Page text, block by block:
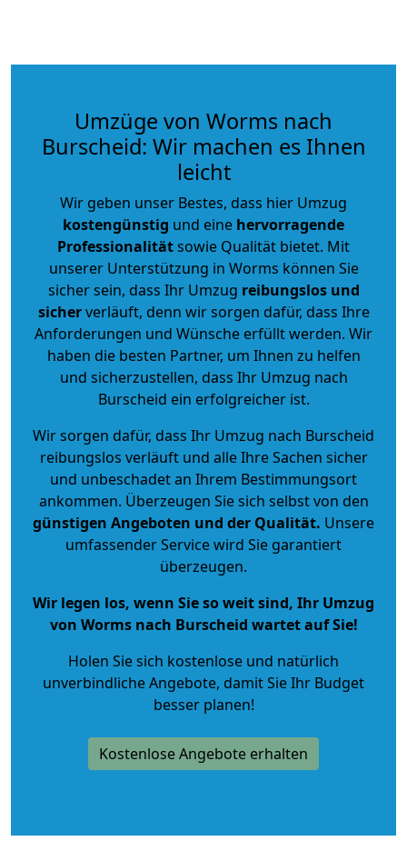
Umzüge von Worms nach
Burscheid: Wir machen es Ihnen
leicht
Wir geben unser Bestes, dass hier Umzug
kostengünstig und eine hervorragende
Professionalitätsowie Qualität bietet. Mit
unserer Unterstützung in Worms können Sie
sicher sein, dass Ihr Umzug reibungslos und
sicherverläuft, denn wir sorgen dafür, dass Ihre
Anforderungen und Wünsche erfüllt werden. Wir
haben die besten Partner, um Ihnen zu helfen
und sicherzustellen, dass Ihr Umzug nach
Burscheid ein erfolgreicher ist.
Wir sorgen dafür, dass Ihr Umzug nach Burscheid
reibungslos verläuft und alle Ihre Sachen sicher
und unbeschadet an Ihrem Bestimmungsort
ankommen. Überzeugen Sie sich selbst von den
günstigen Angeboten und der Qualität. Unsere
umfassender Service wird Sie garantiert
überzeugen.
Wir legen los, wenn Sie so weit sind, Ihr Umzug
von Worms nach Burscheid wartet auf Sie!
Holen Sie sich kostenlose und natürlich
unverbindliche Angebote, damit Sie Ihr Budget
besser planen!
Kostenlose Angebote erhalten